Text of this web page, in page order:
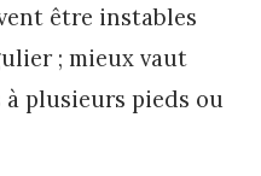
être instables
; mieux vaut
plusieurs pieds ou